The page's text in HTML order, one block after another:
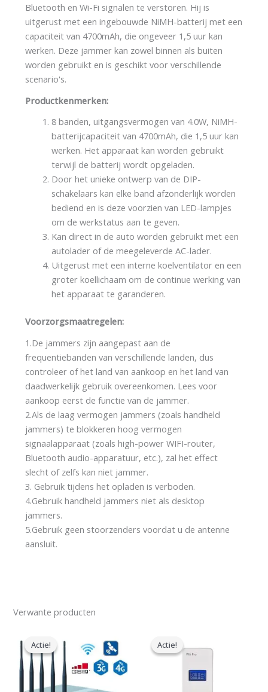
Bluetooth en Wi-Fi signalen te verstoren. Hij is
uitgerust met een ingebouwde NiMH-batterij met een
capaciteit van 4700mAh, die ongeveer 1,5 uur kan
werken. Deze jammer kan zowel binnen als buiten
worden gebruikt en is geschikt voor verschillende
scenario's.
Productkenmerken:
8 banden, uitgangsvermogen van 4.0W, NiMH-
batterijcapaciteit van 4700mAh, die 1,5 uur kan
werken. Het apparaat kan worden gebruikt
terwijl de batterij wordt opgeladen.
Door het unieke ontwerp van de DIP-
schakelaars kan elke band afzonderlijk worden
bediend en is deze voorzien van LED-lampjes
om de werkstatus aan te geven.
Kan direct in de auto worden gebruikt met een
autolader of de meegeleverde AC-lader.
Uitgerust met een interne koelventilator en een
groter koellichaam om de continue werking van
het apparaat te garanderen.
Voorzorgsmaatregelen:
1.De jammers zijn aangepast aan de
frequentiebanden van verschillende landen, dus
controleer of het land van aankoop en het land van
daadwerkelijk gebruik overeenkomen. Lees voor
aankoop eerst de functie van de jammer.
2.Als de laag vermogen jammers (zoals handheld
jammers) te blokkeren hoog vermogen
signaalapparaat (zoals high-power WIFI-router,
Bluetooth audio-apparatuur, etc.), zal het effect
slecht of zelfs kan niet jammer.
3. Gebruik tijdens het opladen is verboden.
4.Gebruik handheld jammers niet als desktop
jammers.
5.Gebruik geen stoorzenders voordat u de antenne
aansluit.
Verwante producten
Actie!
Actie!
$316.89
tot
$385.48
Actie!
Actie! was:
is: